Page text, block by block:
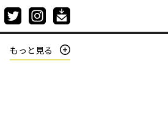
もっと見る